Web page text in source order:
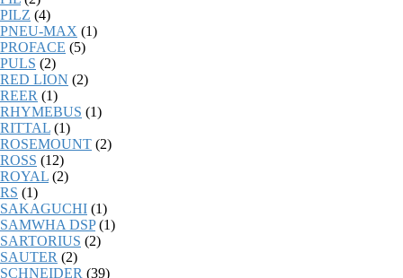
PILZ (4)
PNEU-MAX (1)
PROFACE (5)
PULS (2)
RED LION (2)
REER (1)
RHYMEBUS (1)
RITTAL (1)
ROSEMOUNT (2)
ROSS (12)
ROYAL (2)
RS (1)
SAKAGUCHI (1)
SAMWHA DSP (1)
SARTORIUS (2)
SAUTER (2)
SCHNEIDER (39)